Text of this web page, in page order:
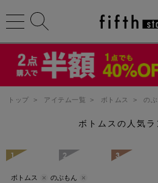
トップ > アイテム一覧 > ボトムス > のぶ
ボトムスの人気ラ
1 2 3
ボトムス のぶもん